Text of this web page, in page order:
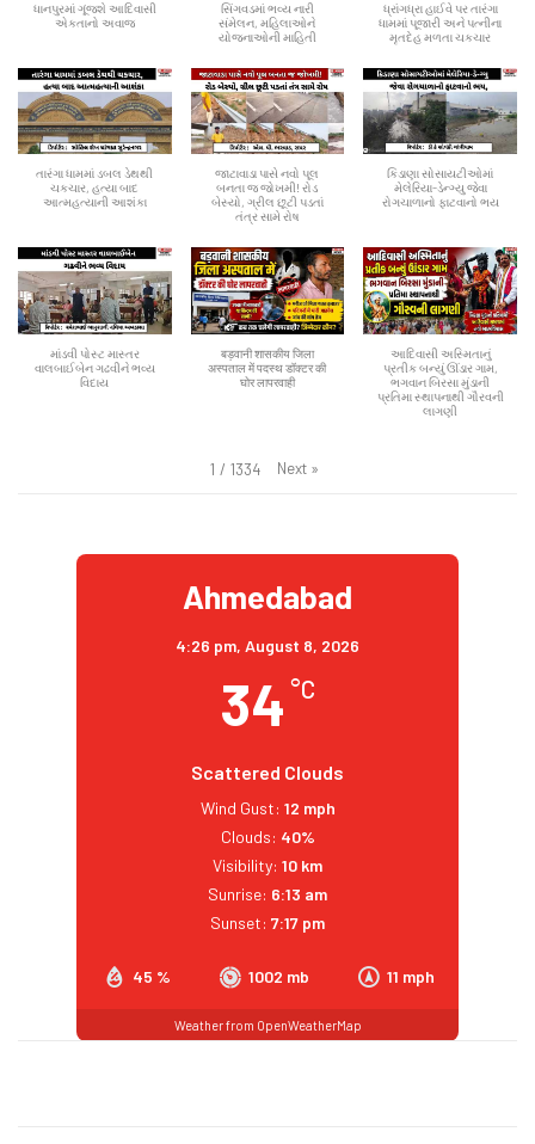
ધાનપુરમાં ગૂંજશે આદિવાસી
એકતાનો અવાજ
સિંગવડમાં ભવ્ય નારી
સંમેલન, મહિલાઓને
યોજનાઓની માહિતી
ધ્રાંગધ્રા હાઈવે પર તારંગા
ધામમાં પૂજારી અને પત્નીના
મૃતદેહ મળતા ચકચાર
તારંગા ધામમાં ડબલ ડેથથી
ચકચાર, હત્યા બાદ
આત્મહત્યાની આશંકા
જાટાવાડા પાસે નવો પૂલ
બનતા જ જોખમી! રોડ
બેસ્યો, ગ્રીલ છૂટી પડતાં
તંત્ર સામે રોષ
કિડાણા સોસાયટીઓમાં
મેલેરિયા-ડેન્ગ્યુ જેવા
રોગચાળાનો ફાટવાનો ભય
માંડવી પોસ્ટ માસ્તર
વાલબાઈબેન ગઢવીને ભવ્ય
વિદાય
बड़वानी शासकीय जिला
अस्पताल में पदस्थ डॉक्टर की
घोर लापरवाही
આદિવાસી અસ્મિતાનું
પ્રતીક બન્યું ઊંડાર ગામ,
ભગવાન બિરસા મુંડાની
પ્રતિમા સ્થાપનાથી ગૌરવની
લાગણી
1 / 1334 Next »
Ahmedabad
4:26 pm, August 8, 2026
34 °C
Scattered Clouds
45 % 1002 mb 11 mph
Wind Gust: 12 mph
Clouds: 40%
Visibility: 10 km
Sunrise: 6:13 am
Sunset: 7:17 pm
Weather from OpenWeatherMap